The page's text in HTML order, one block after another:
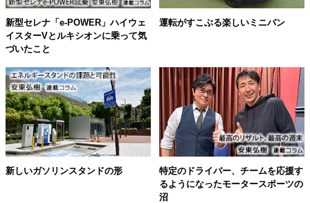
新型セレナ「e-POWER」ハイウェ
イスターVとルキシオンに乗って気
づいたこと
運転がすこぶる楽しいミニバン
新しいガソリンスタンドの形
特定のドライバー、チームを応援す
るようになったモータースポーツの
沼